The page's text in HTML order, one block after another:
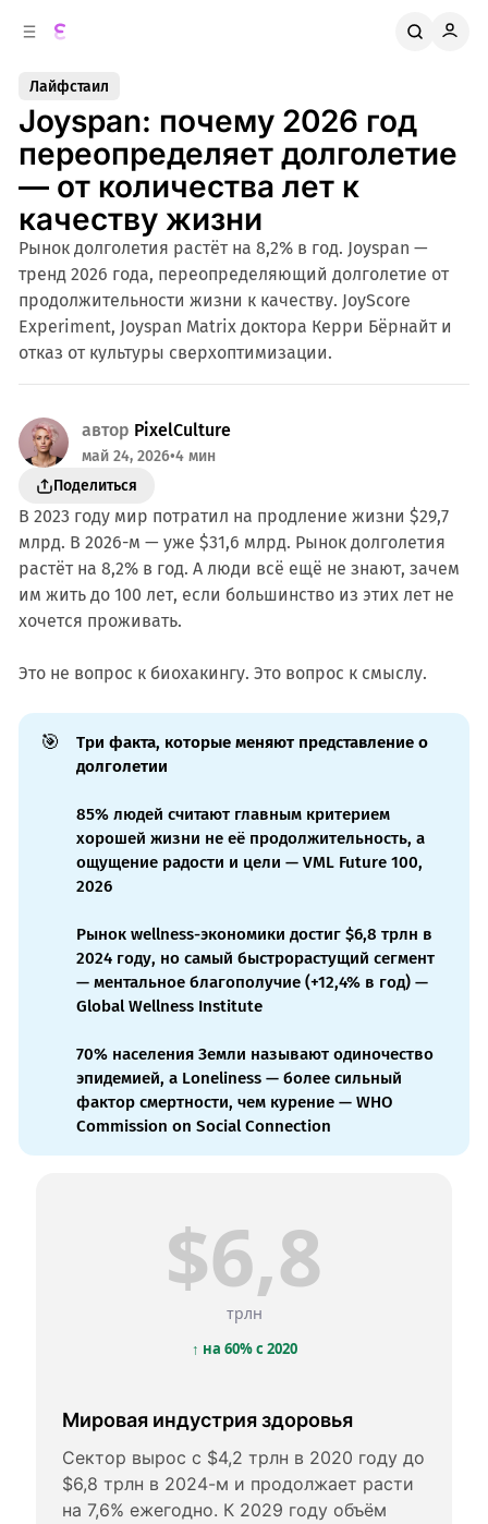
Лайфстаил
Joyspan: почему 2026 год
переопределяет долголетие
— от количества лет к
качеству жизни
Рынок долголетия растёт на 8,2% в год. Joyspan —
тренд 2026 года, переопределяющий долголетие от
продолжительности жизни к качеству. JoyScore
Experiment, Joyspan Matrix доктора Керри Бёрнайт и
отказ от культуры сверхоптимизации.
автор PixelCulture
май 24, 2026•4 мин
Поделиться
В 2023 году мир потратил на продление жизни $29,7
млрд. В 2026-м — уже $31,6 млрд. Рынок долголетия
растёт на 8,2% в год. А люди всё ещё не знают, зачем
им жить до 100 лет, если большинство из этих лет не
хочется проживать.
Это не вопрос к биохакингу. Это вопрос к смыслу.
🎯
Три факта, которые меняют представление о
долголетии
85% людей считают главным критерием
хорошей жизни не её продолжительность, а
ощущение радости и цели — VML Future 100,
2026
Рынок wellness-экономики достиг $6,8 трлн в
2024 году, но самый быстрорастущий сегмент
— ментальное благополучие (+12,4% в год) —
Global Wellness Institute
70% населения Земли называют одиночество
эпидемией, а Loneliness — более сильный
фактор смертности, чем курение — WHO
Commission on Social Connection
$6,8
трлн
↑ на 60% с 2020
Мировая индустрия здоровья
Сектор вырос с $4,2 трлн в 2020 году до
$6,8 трлн в 2024-м и продолжает расти
на 7,6% ежегодно. К 2029 году объём